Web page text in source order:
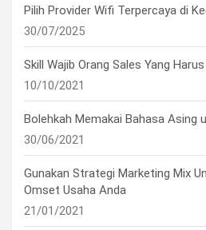
Pilih Provider Wifi Terpercaya di
30/07/2025
Skill Wajib Orang Sales Yang
10/10/2021
Bolehkah Memakai Bahasa Asing
30/06/2021
Gunakan Strategi Marketing Mix
Omset Usaha Anda
21/01/2021